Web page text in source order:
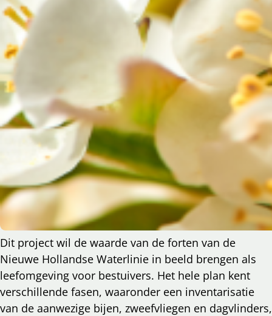
Dit project wil de waarde van de forten van de
Nieuwe Hollandse Waterlinie in beeld brengen als
leefomgeving voor bestuivers. Het hele plan kent
verschillende fasen, waaronder een inventarisatie
van de aanwezige bijen, zweefvliegen en dagvlinders,